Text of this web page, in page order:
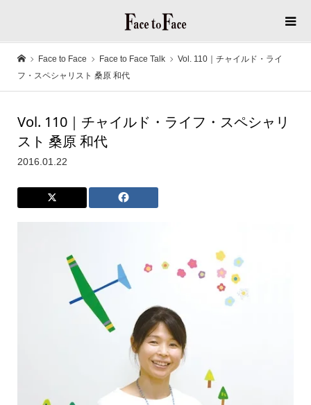
Face to Face Face to Face Talk
Vol. 110｜チャイルド・ライ
フ・スペシャリスト 桑原 和代
Vol. 110｜チャイルド・ライフ・スペシャリ
スト 桑原 和代
2016.01.22